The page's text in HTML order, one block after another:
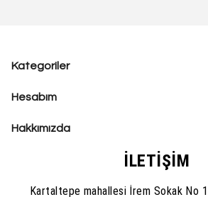
Kategoriler
Hesabım
Hakkımızda
İLETİŞİM
Kartaltepe mahallesi İrem Sokak No